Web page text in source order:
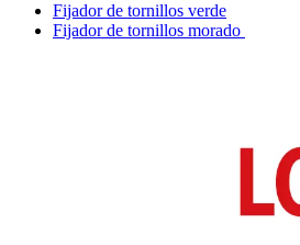
Fijador de tornillos verde
Fijador de tornillos morado